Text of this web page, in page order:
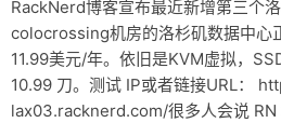
技术
教程
生活
RackNerd博客宣布最近新增第三个
colocrossing机房的洛杉矶数据中心
11.99美元/年。依旧是KVM虚拟，
10.99 刀。测试 IP或者链接URL：
lax03.racknerd.com/很多人会说 RN